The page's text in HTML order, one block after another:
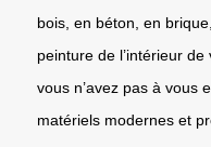
bois, en béton, en
peinture de l’intérieur
vous n’avez pas à vous
matériels modernes et